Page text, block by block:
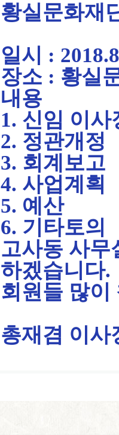
황실문화재
일시 :
장소 : 황실
내용
1. 신임 이사
2. 정관개정
3. 회계보고
4. 사업계획
5. 예산
6. 기타토의
고사동 사무
하겠습니다.
회원들 많이
총재겸 이사